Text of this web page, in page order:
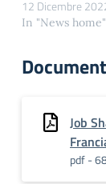
12 Dicembre
In "News home"
Job
pdf -